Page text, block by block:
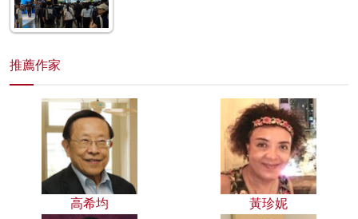
推薦作家
高希均 黃珍妮